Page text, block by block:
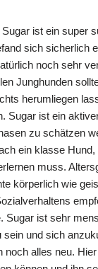
ist ein super
sich sicherlich
noch sehr
Junghunden
herumliegen
Sugar ist ein
zu schätzen
ein klasse
muss.
körperlich wie
Sugar ist sehr
sein und sich
noch alles neu.